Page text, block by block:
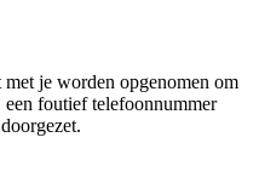
je worden opgenomen om
foutief telefoonnummer